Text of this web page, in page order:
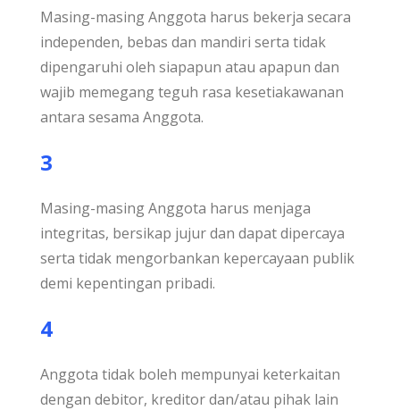
Masing-masing Anggota harus bekerja secara
independen, bebas dan mandiri serta tidak
dipengaruhi oleh siapapun atau apapun dan
wajib memegang teguh rasa kesetiakawanan
antara sesama Anggota.
3
Masing-masing Anggota harus menjaga
integritas, bersikap jujur dan dapat dipercaya
serta tidak mengorbankan kepercayaan publik
demi kepentingan pribadi.
4
Anggota tidak boleh mempunyai keterkaitan
dengan debitor, kreditor dan/atau pihak lain